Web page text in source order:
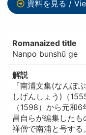
資料を見る /
Romanaized title
Nanpo bunshū ge
解説
『南浦文集(なんぽ
しげんしょう)（
（1598）から元和
昌自らが編集した
禅僧で南浦と号す